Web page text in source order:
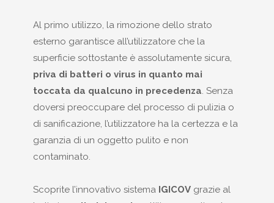
Al primo utilizzo, la rimozione dello strato
esterno garantisce all’utilizzatore che la
superficie sottostante è assolutamente sicura,
priva di batteri o virus in quanto mai
toccata da qualcuno in precedenza. Senza
doversi preoccupare del processo di pulizia o
di sanificazione, l’utilizzatore ha la certezza e la
garanzia di un oggetto pulito e non
contaminato.
Scoprite l’innovativo sistema IGICOVgrazie al